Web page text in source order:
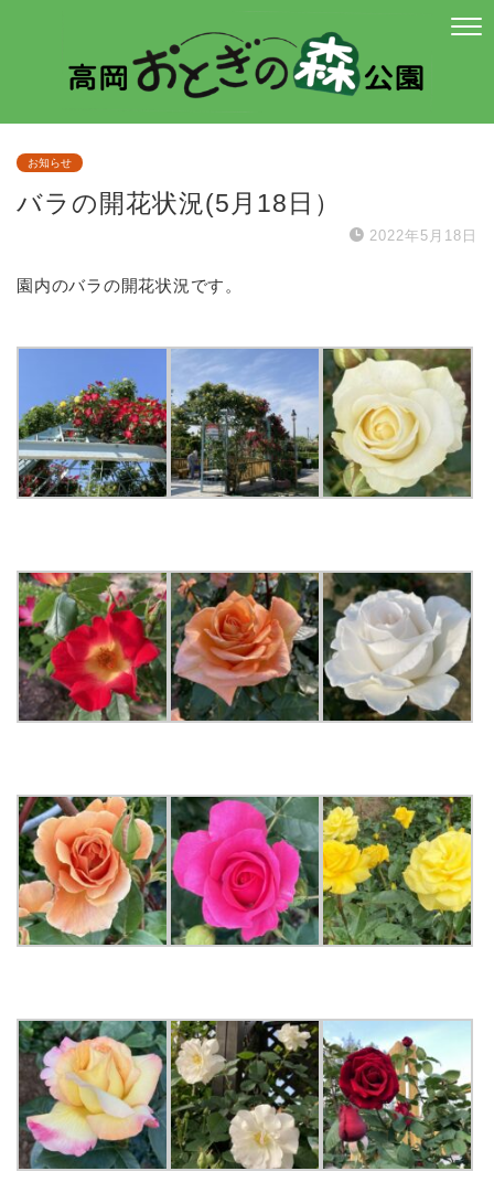
お知らせ
バラの開花状況(5月18日）
2022年5月18日
園内のバラの開花状況です。